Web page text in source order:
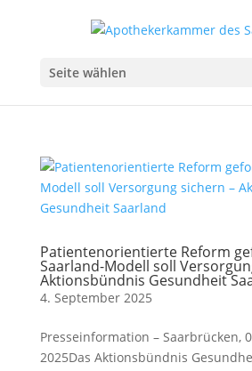
Seite wählen
Patientenorientierte Reform
Saarland-Modell soll
Aktionsbündnis Gesundheit
4. September 2025
Presseinformation – Saarbrücken,
2025Das Aktionsbündnis